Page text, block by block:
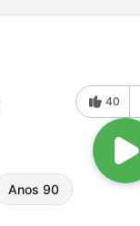
Anos 90
40